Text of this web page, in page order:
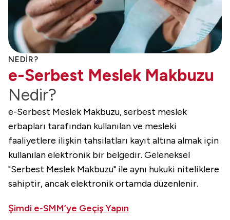
NEDİR?
e-Serbest Meslek Makbuzu
Nedir?
e-Serbest Meslek Makbuzu, serbest meslek
erbapları tarafından kullanılan ve mesleki
faaliyetlere ilişkin tahsilatları kayıt altına almak için
kullanılan elektronik bir belgedir. Geleneksel
"Serbest Meslek Makbuzu" ile aynı hukuki niteliklere
sahiptir, ancak elektronik ortamda düzenlenir.
Şimdi e-SMM’ye Geçiş Yapın